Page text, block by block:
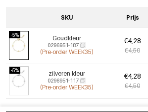
SKU Prijs
-5% Goudkleur
0296951-187
(Pre-order WEEK35)
€4,28
€4,50
-5% zilveren kleur
0296951-117
(Pre-order WEEK35)
€4,28
€4,50